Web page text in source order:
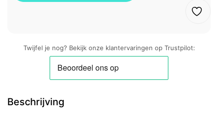
Twijfel je nog? Bekijk onze klantervaringen op Trustpilot:
Beschrijving